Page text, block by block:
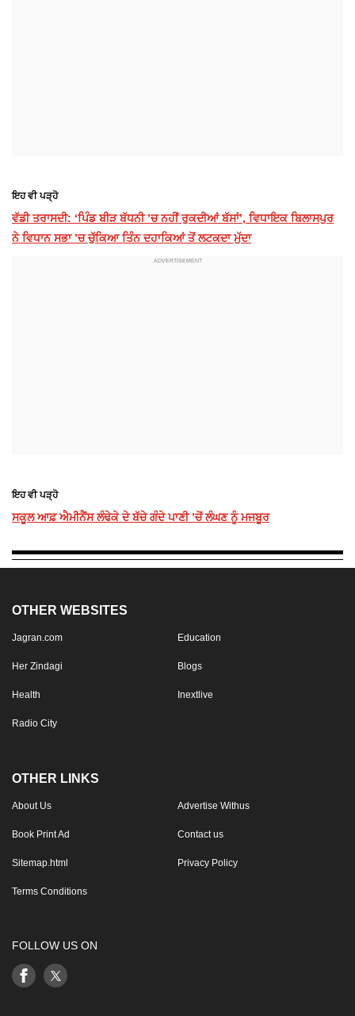
ਇਹ ਵੀ ਪੜ੍ਹੋ
ਵੱਡੀ ਤਰਾਸਦੀ: ‘ਪਿੰਡ ਬੀੜ ਬੱਧਨੀ ’ਚ ਨਹੀਂ ਰੁਕਦੀਆਂ ਬੱਸਾਂ’, ਵਿਧਾਇਕ ਬਿਲਾਸਪੁਰ
ਨੇ ਵਿਧਾਨ ਸਭਾ ’ਚ ਚੁੱਕਿਆ ਤਿੰਨ ਦਹਾਕਿਆਂ ਤੋਂ ਲਟਕਦਾ ਮੁੱਦਾ
ਇਹ ਵੀ ਪੜ੍ਹੋ
ਸਕੂਲ ਆਫ਼ ਐਮੀਨੈਂਸ ਲੰਢੇਕੇ ਦੇ ਬੱਚੇ ਗੰਦੇ ਪਾਣੀ ’ਚੋਂ ਲੰਘਣ ਨੂੰ ਮਜਬੂਰ
OTHER WEBSITES
Jagran.com Education
Her Zindagi Blogs
Health Inextlive
Radio City
OTHER LINKS
About Us Advertise Withus
Book Print Ad Contact us
Sitemap.html Privacy Policy
Terms Conditions
FOLLOW US ON